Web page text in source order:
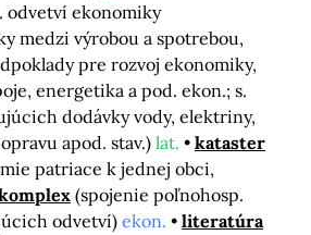
odvetví ekonomiky
medzi výrobou a spotrebou,
pre rozvoj ekonomiky,
energetika a pod. ekon.; s.
dodávky vody, elektriny,
apod. stav.) lat.
kataster
patriace k jednej obci,
(spojenie poľnohosp.
odvetví) ekon.
literatúra